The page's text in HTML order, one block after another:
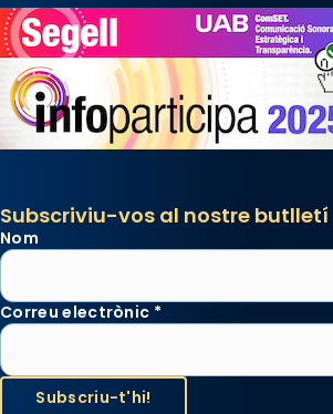
Subscriviu-vos al nostre
Nom
Correu electrònic *